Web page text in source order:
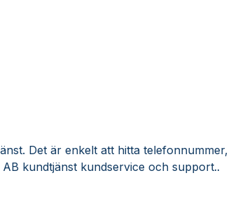
Det är enkelt att hitta telefonnummer,
kundtjänst kundservice och support..